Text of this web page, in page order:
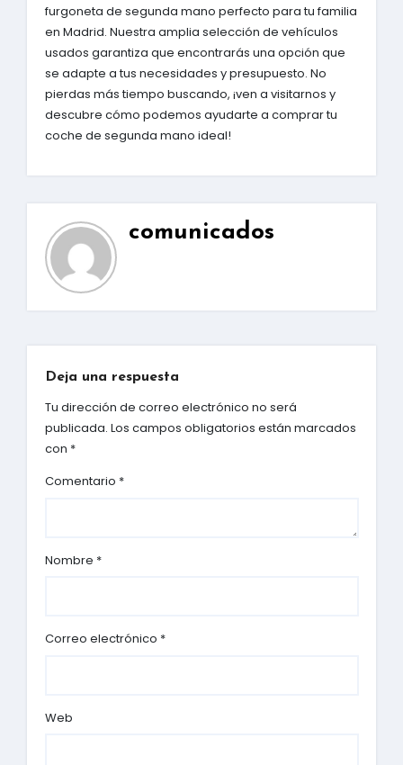
furgoneta de segunda mano perfecto para tu familia
en Madrid. Nuestra amplia selección de vehículos
usados garantiza que encontrarás una opción que
se adapte a tus necesidades y presupuesto. No
pierdas más tiempo buscando, ¡ven a visitarnos y
descubre cómo podemos ayudarte a comprar tu
coche de segunda mano ideal!
comunicados
Deja una respuesta
Tu dirección de correo electrónico no será
publicada. Los campos obligatorios están marcados
con *
Comentario *
Nombre *
Correo electrónico *
Web